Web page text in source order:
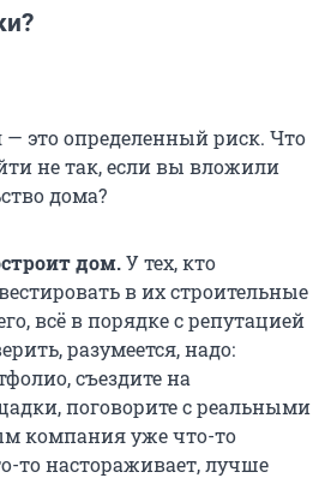
это определенный риск. Что
не так, если вы вложили
дома?
дом.У тех, кто
в их строительные
всё в порядке с репутацией
разумеется, надо:
съездите на
поговорите с реальными
компания уже что-то
то настораживает, лучше